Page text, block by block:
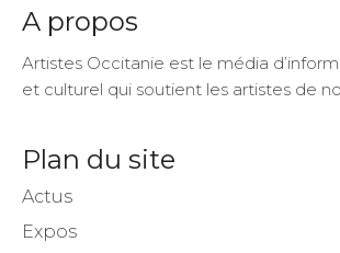
A propos
Artistes Occitanie est le média
et culturel qui soutient les artistes de
Plan du site
Actus
Expos